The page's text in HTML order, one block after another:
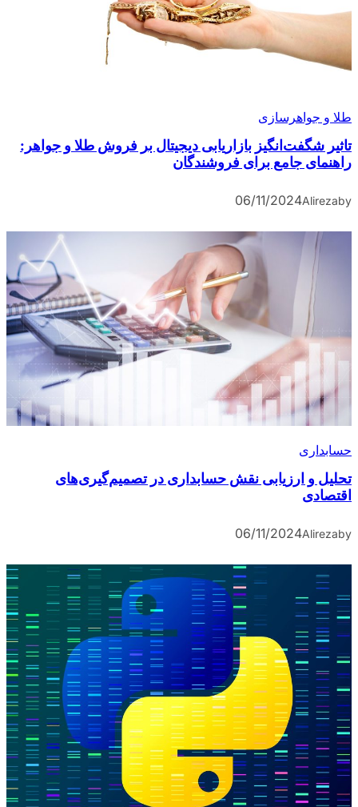
طلا و جواهرسازی
تاثیر شگفت‌انگیز بازاریابی دیجیتال بر فروش طلا و جواهر:
راهنمای جامع برای فروشندگان
by
Alireza
06/11/2024
حسابداری
تحلیل و ارزیابی نقش حسابداری در تصمیم‌گیری‌های
اقتصادی
by
Alireza
06/11/2024